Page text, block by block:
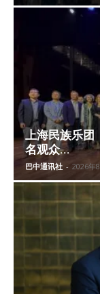
上海民族乐团
名观众...
巴中通讯社 - 2026年